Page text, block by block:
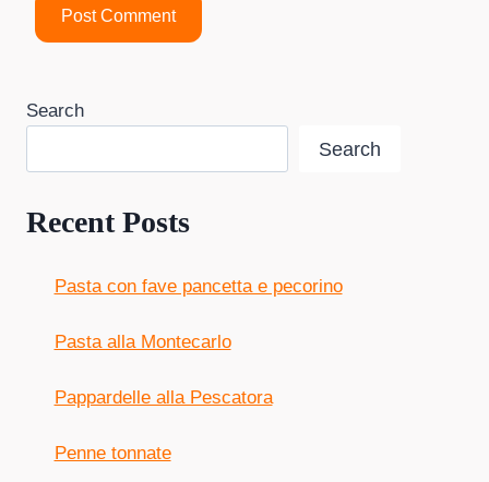
Search
Search
Recent Posts
Pasta con fave pancetta e pecorino
Pasta alla Montecarlo
Pappardelle alla Pescatora
Penne tonnate